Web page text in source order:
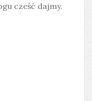
cześć dajmy.